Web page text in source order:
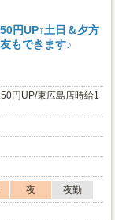
円UP↑土日＆夕方
もできます♪
円UP/東広島店時給1
夜
夜勤